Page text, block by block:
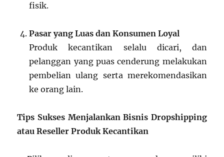
fisik.
Pasar yang Luas dan Konsumen Loyal
Produk kecantikan selalu dicari, dan
pelanggan yang puas cenderung melakukan
pembelian ulang serta merekomendasikan
ke orang lain.
Tips Sukses Menjalankan Bisnis Dropshipping
atau Reseller Produk Kecantikan